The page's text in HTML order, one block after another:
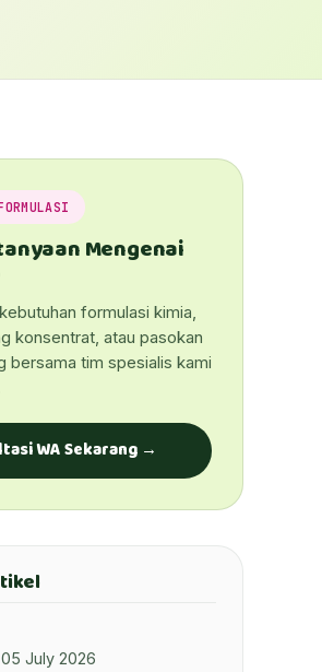
Mengenai
formulasi kimia,
konsentrat, atau pasokan
bersama tim spesialis kami
WA Sekarang →
05 July 2026